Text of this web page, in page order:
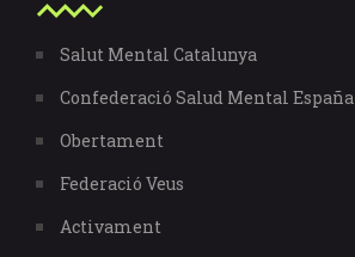
Salut Mental Catalunya
Confederació Salud Mental España
Obertament
Federació Veus
Activament